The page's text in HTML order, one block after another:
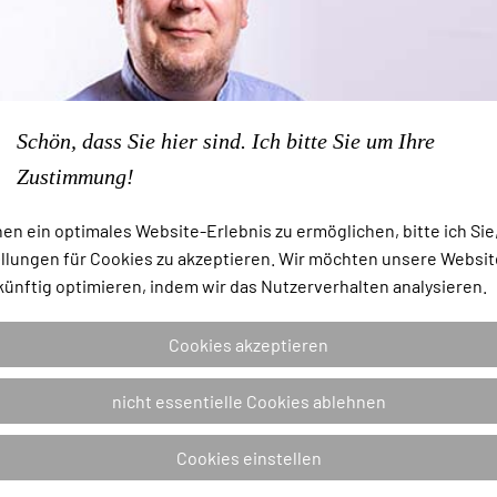
den NIESSING Spannring
1979 an Modellen für eine größere Skulptur. Es sollte
und eine Glasscheibe gegenseitig stabilisieren. Ich
Schön, dass Sie hier sind. Ich bitte Sie um Ihre
Zustimmung!
ein optimales Website-Erlebnis zu ermöglichen, bitte ich
für Cookies zu akzeptieren. Wir möchten unsere
optimieren, indem wir das Nutzerverhalten analysieren.
Cookies akzeptieren
nicht essentielle Cookies ablehnen
Cookies einstellen